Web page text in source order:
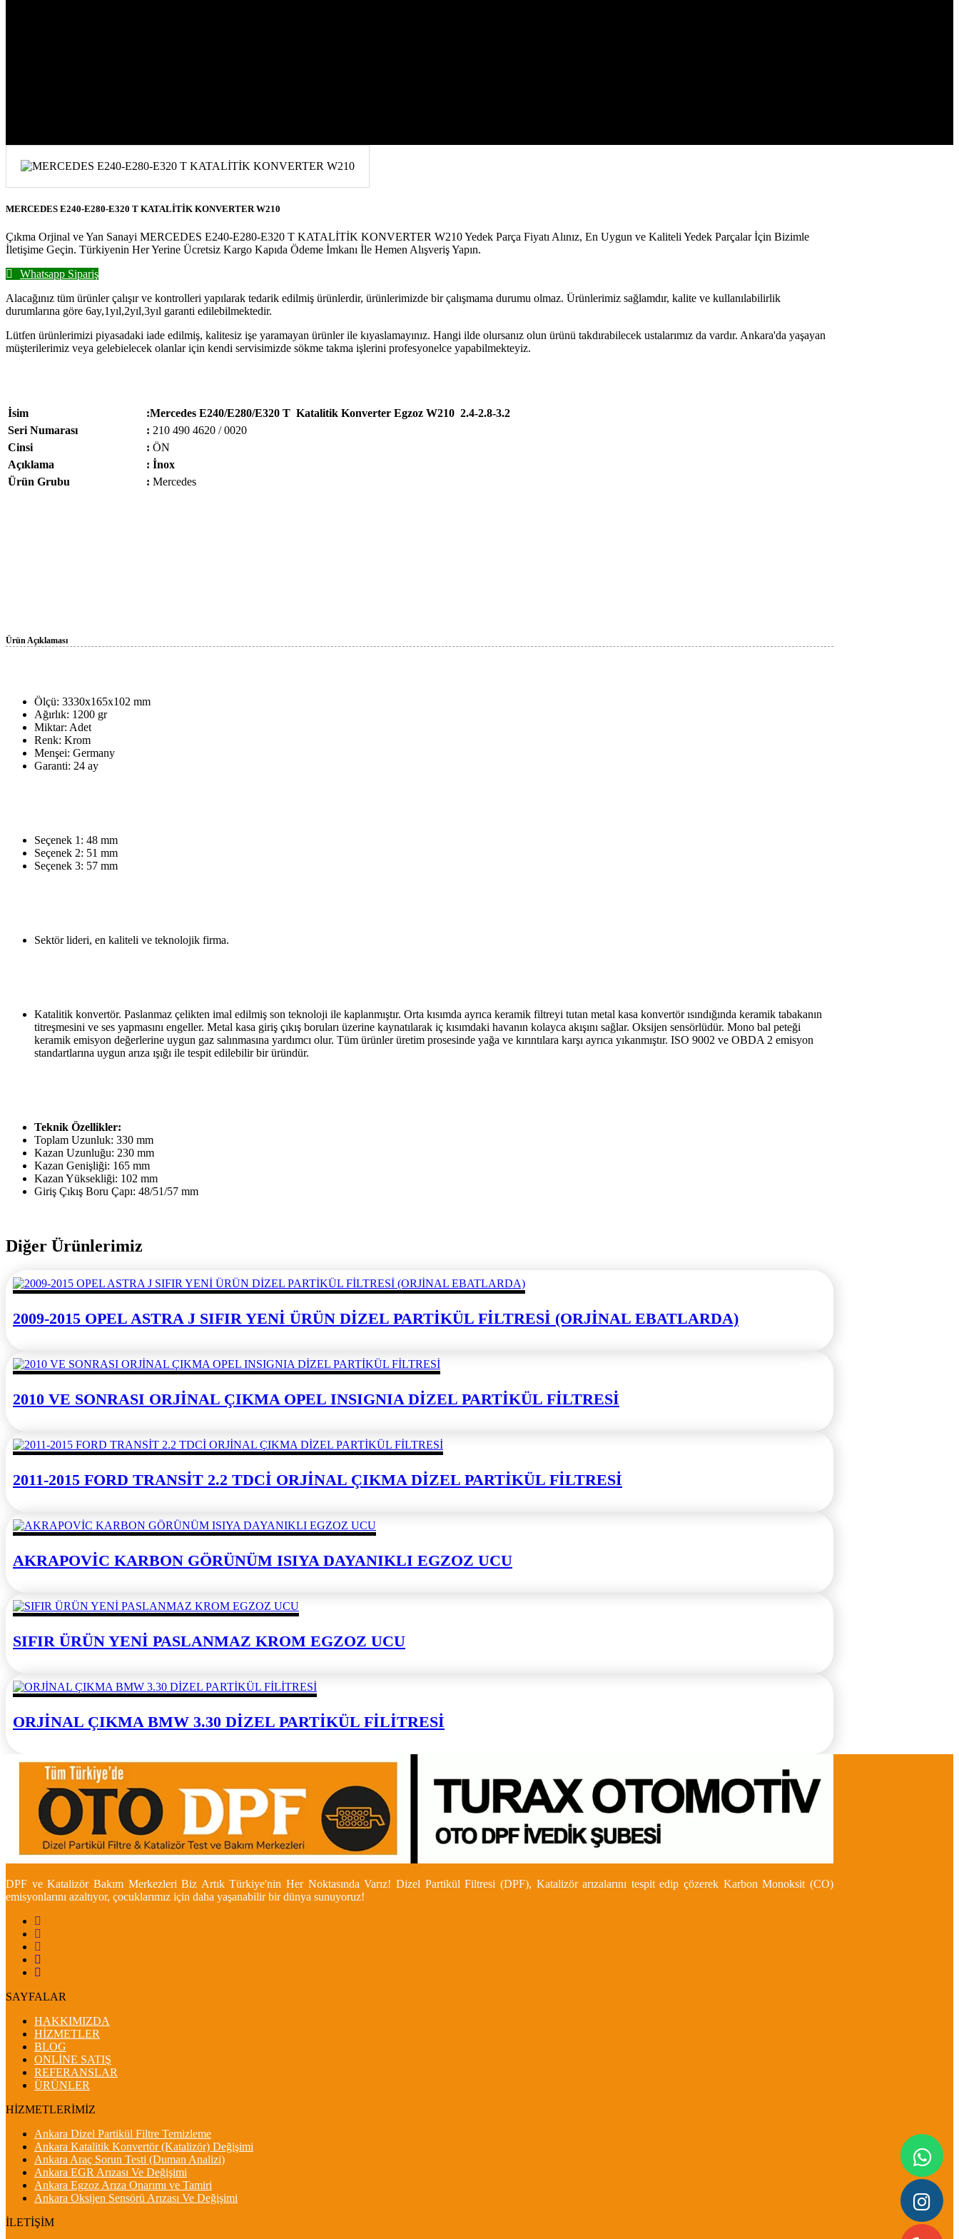
MERCEDES E240-E280-E320 T KATALİTİK KONVERTER W210
Çıkma Orjinal ve Yan Sanayi MERCEDES E240-E280-E320 T KATALİTİK KONVERTER W210 Yedek Parça Fiyatı Alınız, En Uygun ve Kaliteli Yedek Parçalar İçin Bizimle
İletişime Geçin. Türkiyenin Her Yerine Ücretsiz Kargo Kapıda Ödeme İmkanı İle Hemen Alışveriş Yapın.
Whatsapp Sipariş
Alacağınız tüm ürünler çalışır ve kontrolleri yapılarak tedarik edilmiş ürünlerdir, ürünlerimizde bir çalışmama durumu olmaz. Ürünlerimiz sağlamdır, kalite ve kullanılabilirlik
durumlarına göre 6ay,1yıl,2yıl,3yıl garanti edilebilmektedir.
Lütfen ürünlerimizi piyasadaki iade edilmiş, kalitesiz işe yaramayan ürünler ile kıyaslamayınız. Hangi ilde olursanız olun ürünü takdırabilecek ustalarımız da vardır. Ankara'da yaşayan
müşterilerimiz veya gelebielecek olanlar için kendi servisimizde sökme takma işlerini profesyonelce yapabilmekteyiz.
İsim
:Mercedes E240/E280/E320 T Katalitik Konverter Egzoz W210 2.4-2.8-3.2
Seri Numarası
: 210 490 4620 / 0020
Cinsi
: ÖN
Açıklama
: İnox
Ürün Grubu
: Mercedes
Ürün Açıklaması
Ölçü: 3330x165x102 mm
Ağırlık: 1200 gr
Miktar: Adet
Renk: Krom
Menşei: Germany
Garanti: 24 ay
Seçenek 1: 48 mm
Seçenek 2: 51 mm
Seçenek 3: 57 mm
Sektör lideri, en kaliteli ve teknolojik firma.
Katalitik konvertör. Paslanmaz çelikten imal edilmiş son teknoloji ile kaplanmıştır. Orta kısımda ayrıca keramik filtreyi tutan metal kasa konvertör ısındığında keramik tabakanın
titreşmesini ve ses yapmasını engeller. Metal kasa giriş çıkış boruları üzerine kaynatılarak iç kısımdaki havanın kolayca akışını sağlar. Oksijen sensörlüdür. Mono bal peteği
keramik emisyon değerlerine uygun gaz salınmasına yardımcı olur. Tüm ürünler üretim prosesinde yağa ve kırıntılara karşı ayrıca yıkanmıştır. ISO 9002 ve OBDA 2 emisyon
standartlarına uygun arıza ışığı ile tespit edilebilir bir üründür.
Teknik Özellikler:
Toplam Uzunluk: 330 mm
Kazan Uzunluğu: 230 mm
Kazan Genişliği: 165 mm
Kazan Yüksekliği: 102 mm
Giriş Çıkış Boru Çapı: 48/51/57 mm
Diğer Ürünlerimiz
2009-2015 OPEL ASTRA J SIFIR YENİ ÜRÜN DİZEL PARTİKÜL FİLTRESİ (ORJİNAL EBATLARDA)
2010 VE SONRASI ORJİNAL ÇIKMA OPEL INSIGNIA DİZEL PARTİKÜL FİLTRESİ
2011-2015 FORD TRANSİT 2.2 TDCİ ORJİNAL ÇIKMA DİZEL PARTİKÜL FİLTRESİ
AKRAPOVİC KARBON GÖRÜNÜM ISIYA DAYANIKLI EGZOZ UCU
SIFIR ÜRÜN YENİ PASLANMAZ KROM EGZOZ UCU
ORJİNAL ÇIKMA BMW 3.30 DİZEL PARTİKÜL FİLİTRESİ
DPF ve Katalizör Bakım Merkezleri Biz Artık Türkiye'nin Her Noktasında Varız! Dizel Partikül Filtresi (DPF), Katalizör arızalarını tespit edip çözerek Karbon Monoksit (CO)
emisyonlarını azaltıyor, çocuklarımız için daha yaşanabilir bir dünya sunuyoruz!
SAYFALAR
HAKKIMIZDA
HİZMETLER
BLOG
ONLİNE SATIŞ
REFERANSLAR
ÜRÜNLER
HİZMETLERİMİZ
Ankara Dizel Partikül Filtre Temizleme
Ankara Katalitik Konvertör (Katalizör) Değişimi
Ankara Araç Sorun Testi (Duman Analizi)
Ankara EGR Arızası Ve Değişimi
Ankara Egzoz Arıza Onarımı ve Tamiri
Ankara Oksijen Sensörü Arızası Ve Değişimi
İLETİŞİM